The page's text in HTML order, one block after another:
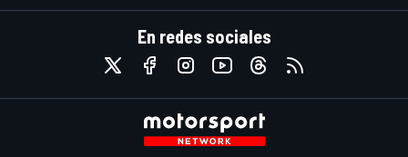
En redes sociales